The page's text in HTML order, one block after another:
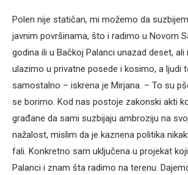
Polen nije statičan, mi možemo da
javnim površinama, što i radimo u Novom
godina ili u Bačkoj Palanci unazad deset,
ulazimo u privatne posede i kosimo, a ljudi
samostalno – iskrena je Mirjana. – To su
se borimo. Kod nas postoje zakonski akti
građane da sami suzbijaju ambroziju na
nažalost, mislim da je kaznena politika
fali. Konkretno sam uključena u projekat
Palanci i znam šta radimo na terenu.